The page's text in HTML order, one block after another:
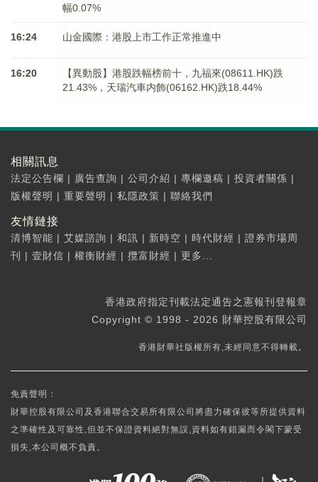
幅0.07%
16:24 山金國際：港股上市工作正常推進中
16:20
【異動股】港股跌幅榜前十，九福來(08611.HK)跌
21.43%，天瑞汽車内飾(06162.HK)跌18.44%
相關訊息
法定公告欄 | 廣告查詢 | 公司介紹 | 專欄邀稿 | 投資者關係 |
版權聲明 | 重要聲明 | 私隱政策 | 聯絡我們
友情鏈接
清博智能 | 艾媒諮詢 | 和訊 | 新時空 | 時代財經 | 證券市場周
刊
| 壹財信 | 權衡財經 | 攬富財經 | 更多...
香港政府指定刊載法定通告之憲報刊登報章
Copyright © 1998 - 2026 財華控股有限公司
香港財華社版權所有,未經同意不得轉載。
免責聲明：
財華控股有限公司及香港聯合交易所有限公司將盡力確保彼等所提供資料
之準確性及可靠性,但並不保證資料絕對無誤,資料如有錯漏而令閣下蒙受
損失,本公司概不負責。